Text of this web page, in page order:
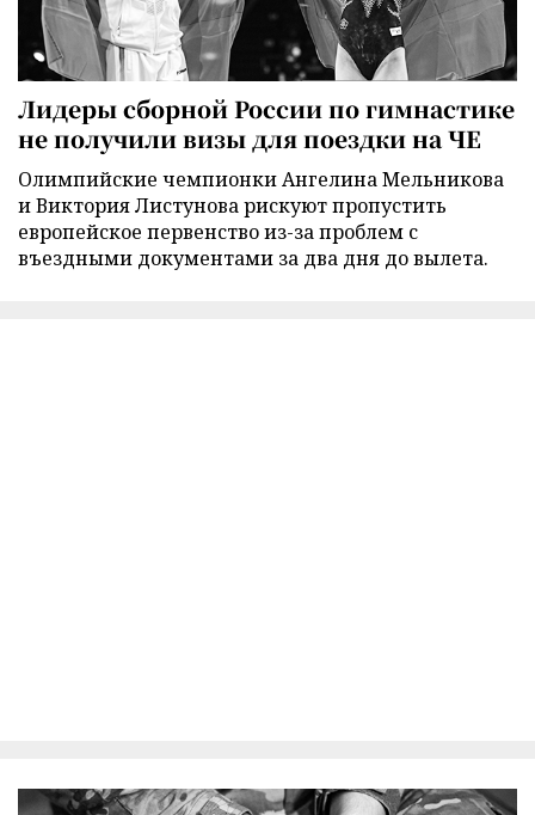
Лидеры сборной России по гимнастике
не получили визы для поездки на ЧЕ
Олимпийские чемпионки Ангелина Мельникова
и Виктория Листунова рискуют пропустить
европейское первенство из-за проблем с
въездными документами за два дня до вылета.